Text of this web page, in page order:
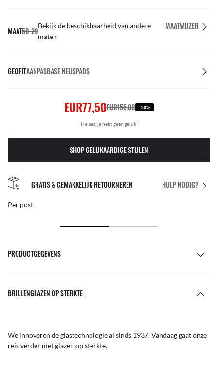
MAAT50-20
Bekijk de beschikbaarheid van andere
maten
MAATWIJZER
GEOFITAANPASBASE NEUSPADS
EUR77,50EUR155,00 -50%
Helaas, je hebt geen geluk!
SHOP GELIJKAARDIGE STIJLEN
HULP NODIG?
GRATIS & GEMAKKELIJK RETOURNEREN
Per post
PRODUCTGEGEVENS
BRILLENGLAZEN OP STERKTE
We innoveren de glastechnologie al sinds 1937. Vandaag gaat onze
reis verder met glazen op sterkte.